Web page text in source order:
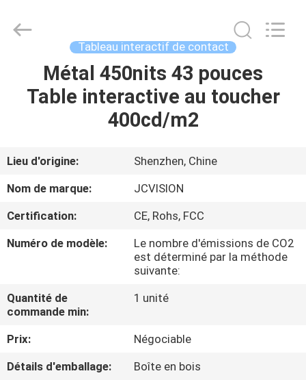
PRODUITS
À
DE
VISITE
DE
L'USINE
Interactive
Technology
Tableau interactif de contact
Métal 450nits 43 pouces
Table interactive au toucher
400cd/m2
Lieu d'origine:
Shenzhen, Chine
Nom de marque:
JCVISION
Certification:
CE, Rohs, FCC
Numéro de modèle:
Le nombre d'émissions de CO2
est déterminé par la méthode
suivante:
Quantité de
commande min:
1 unité
Prix:
Négociable
Détails d'emballage:
Boîte en bois